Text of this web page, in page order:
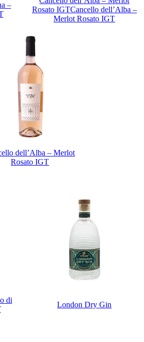
–
Rosato IGTCancello dell’Alba –
Merlot Rosato IGT
dell’Alba – Merlot
Rosato IGT
di
London Dry Gin